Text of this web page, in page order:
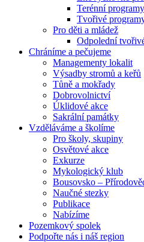
Terénní programy
Tvořivé
Pro děti a mládež
Odpolední
Chráníme a pečujeme
Managementy lokalit
Výsadby stromů a keřů
Tůně a mokřady
Dobrovolnictví
Úklidové akce
Sakrální památky
Vzděláváme a školíme
Pro školy, skupiny
Osvětové akce
Exkurze
Mykologický klub
Bousovsko –
Naučné stezky
Publikace
Nabízíme
Pozemkový spolek
Podpořte nás i náš region